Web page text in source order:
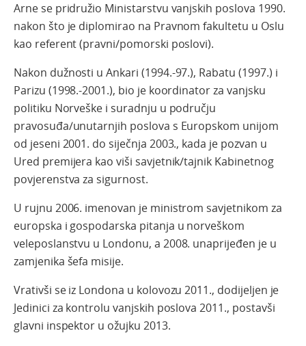
Arne se pridružio Ministarstvu vanjskih poslova 1990.
nakon što je diplomirao na Pravnom fakultetu u Oslu
kao referent (pravni/pomorski poslovi).
Nakon dužnosti u Ankari (1994.-97.), Rabatu (1997.) i
Parizu (1998.-2001.), bio je koordinator za vanjsku
politiku Norveške i suradnju u području
pravosuđa/unutarnjih poslova s ​​Europskom unijom
od jeseni 2001. do siječnja 2003., kada je pozvan u
Ured premijera kao viši savjetnik/tajnik Kabinetnog
povjerenstva za sigurnost.
U rujnu 2006. imenovan je ministrom savjetnikom za
europska i gospodarska pitanja u norveškom
veleposlanstvu u Londonu, a 2008. unaprijeđen je u
zamjenika šefa misije.
Vrativši se iz Londona u kolovozu 2011., dodijeljen je
Jedinici za kontrolu vanjskih poslova 2011., postavši
glavni inspektor u ožujku 2013.